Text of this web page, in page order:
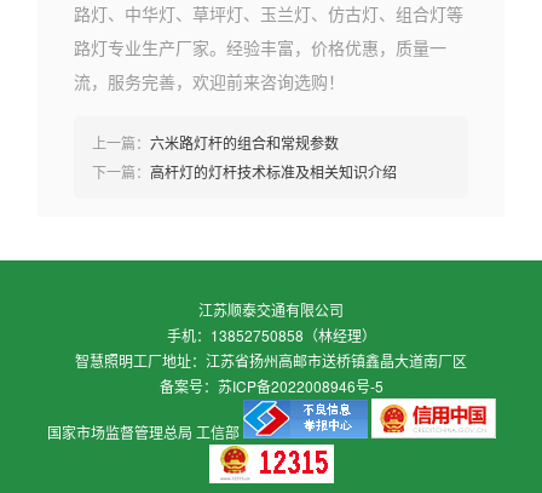
路灯、中华灯、草坪灯、玉兰灯、仿古灯、组合灯等
路灯专业生产厂家。经验丰富，价格优惠，质量一
流，服务完善，欢迎前来咨询选购！
上一篇： 六米路灯杆的组合和常规参数
下一篇： 高杆灯的灯杆技术标准及相关知识介绍
江苏顺泰交通有限公司
手机：13852750858（林经理）
智慧照明工厂地址：江苏省扬州高邮市送桥镇鑫晶大道南厂区
备案号： 苏ICP备2022008946号-5
国家市场监督管理总局 工信部